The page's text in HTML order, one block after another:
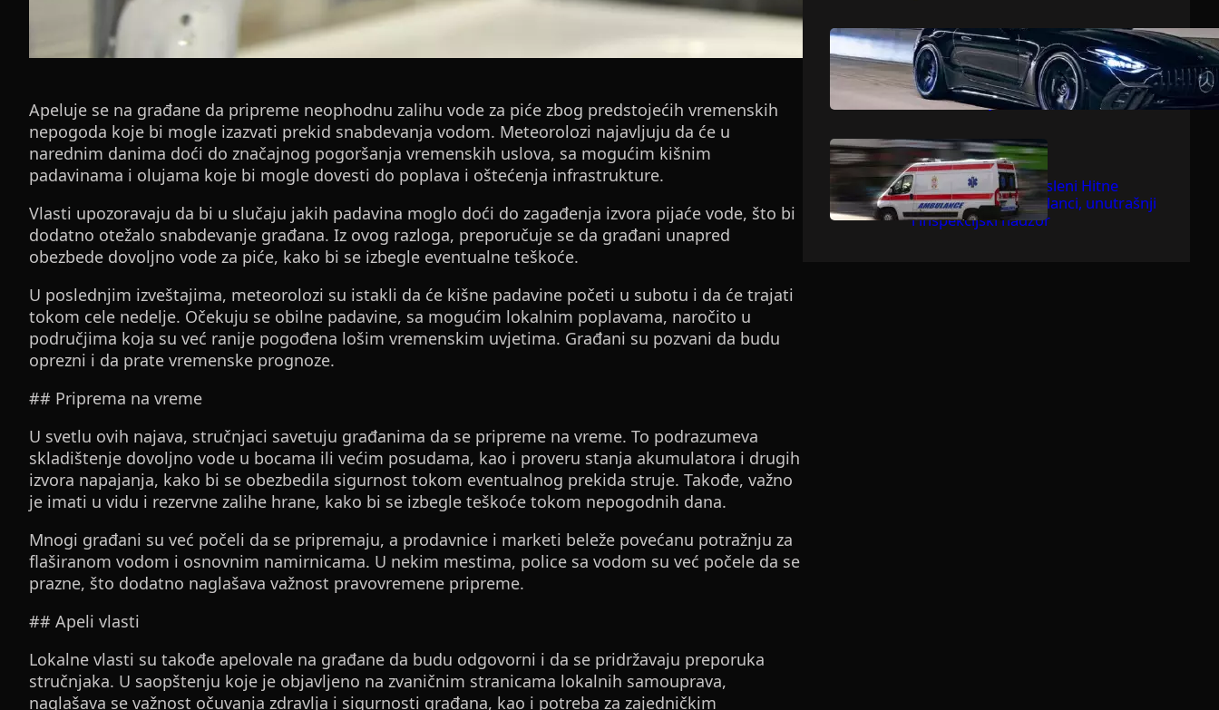
Apeluje se na građane da pripreme neophodnu zalihu vode za piće zbog predstojećih vremenskih
nepogoda koje bi mogle izazvati prekid snabdevanja vodom. Meteorolozi najavljuju da će u
narednim danima doći do značajnog pogoršanja vremenskih uslova, sa mogućim kišnim
padavinama i olujama koje bi mogle dovesti do poplava i oštećenja infrastrukture.
Vlasti upozoravaju da bi u slučaju jakih padavina moglo doći do zagađenja izvora pijaće vode, što bi
dodatno otežalo snabdevanje građana. Iz ovog razloga, preporučuje se da građani unapred
obezbede dovoljno vode za piće, kako bi se izbegle eventualne teškoće.
U poslednjim izveštajima, meteorolozi su istakli da će kišne padavine početi u subotu i da će trajati
tokom cele nedelje. Očekuju se obilne padavine, sa mogućim lokalnim poplavama, naročito u
područjima koja su već ranije pogođena lošim vremenskim uvjetima. Građani su pozvani da budu
oprezni i da prate vremenske prognoze.
## Priprema na vreme
U svetlu ovih najava, stručnjaci savetuju građanima da se pripreme na vreme. To podrazumeva
skladištenje dovoljno vode u bocama ili većim posudama, kao i proveru stanja akumulatora i drugih
izvora napajanja, kako bi se obezbedila sigurnost tokom eventualnog prekida struje. Takođe, važno
je imati u vidu i rezervne zalihe hrane, kako bi se izbegle teškoće tokom nepogodnih dana.
Mnogi građani su već počeli da se pripremaju, a prodavnice i marketi beleže povećanu potražnju za
flaširanom vodom i osnovnim namirnicama. U nekim mestima, police sa vodom su već počele da se
prazne, što dodatno naglašava važnost pravovremene pripreme.
## Apeli vlasti
Lokalne vlasti su takođe apelovale na građane da budu odgovorni i da se pridržavaju preporuka
stručnjaka. U saopštenju koje je objavljeno na zvaničnim stranicama lokalnih samouprava,
naglašava se važnost očuvanja zdravlja i sigurnosti građana, kao i potreba za zajedničkim
jul 9, 2026.Dragoljub Gajić
Mercedesova V8 zvijer ostavlja
konkurenciju bez daha
jul 9, 2026.Dragoljub Gajić
Suspendovani zaposleni Hitne
pomoći u Bačkoj Palanci, unutrašnji
i inspekcijski nadzor